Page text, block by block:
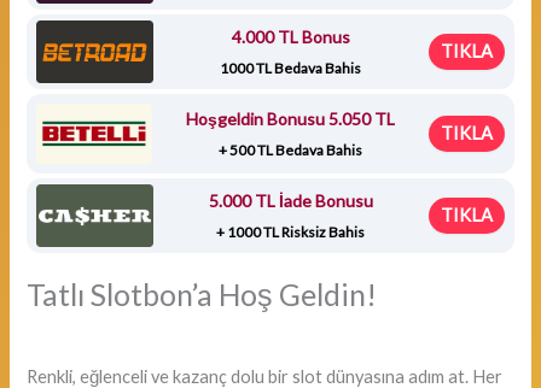
4.000 TL Bonus
1000 TL Bedava Bahis
TIKLA
Hoşgeldin Bonusu 5.050 TL
+ 500 TL Bedava Bahis
TIKLA
5.000 TL İade Bonusu
+ 1000 TL Risksiz Bahis
TIKLA
Tatlı Slotbon’a Hoş Geldin!
Renkli, eğlenceli ve kazanç dolu bir slot dünyasına adım at. Her